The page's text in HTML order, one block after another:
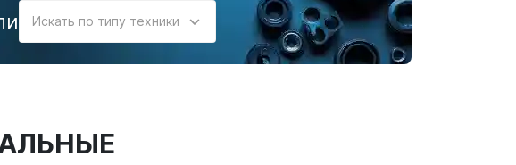
Искать по типу техники